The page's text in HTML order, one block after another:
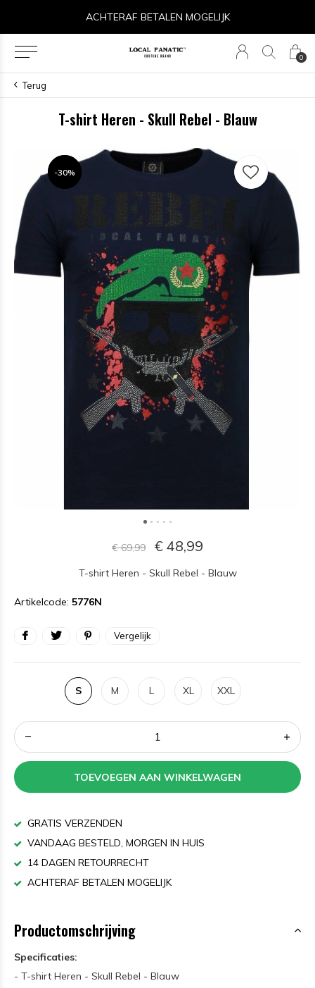
0
ACHTERAF BETALEN MOGELIJK
Terug
T-shirt Heren - Skull Rebel - Blauw
-30%
-30%
€ 69,99 € 48,99
T-shirt Heren - Skull Rebel - Blauw
Artikelcode: 5776N
Vergelijk
S M L XL XXL
TOEVOEGEN AAN WINKELWAGEN
GRATIS VERZENDEN
VANDAAG BESTELD, MORGEN IN HUIS
14 DAGEN RETOURRECHT
ACHTERAF BETALEN MOGELIJK
Productomschrijving
Specificaties:
- T-shirt Heren - Skull Rebel - Blauw